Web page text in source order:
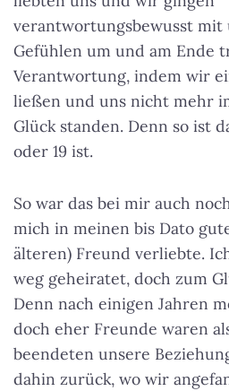
verantwortungsbewusst mit
Gefühlen um und am Ende
Verantwortung, indem wir
ließen und uns nicht mehr
Glück standen. Denn so ist
oder 19 ist.
So war das bei mir auch
mich in meinen bis Dato
älteren) Freund verliebte.
weg geheiratet, doch zum
Denn nach einigen Jahren
doch eher Freunde waren
beendeten unsere
dahin zurück, wo wir